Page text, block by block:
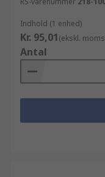
Indhold (1 enhed)
Kr. 95,01(ekskl.
Antal